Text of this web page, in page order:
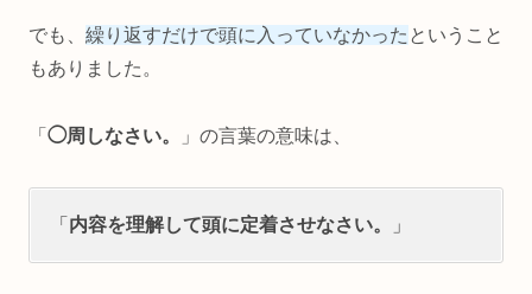
でも、 繰り返すだけで頭に入っていなかった ということ
もありました。
「 ◯周しなさい。 」の言葉の意味は、
「 内容を理解して頭に定着させなさい。 」